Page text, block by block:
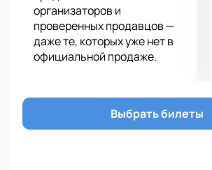
организаторов и
проверенных продавцов —
даже те, которых уже нет в
официальной продаже.
Выбрать билеты